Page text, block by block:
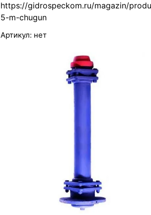
https://gidrospeckom.ru/magazin/
5-m-chugun
Артикул: нет